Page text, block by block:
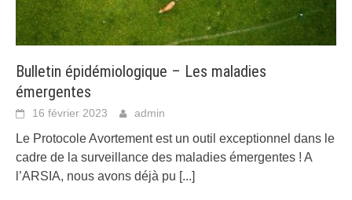
Bulletin épidémiologique – Les maladies
émergentes
16 février 2023 admin
Le Protocole Avortement est un outil exceptionnel dans le
cadre de la surveillance des maladies émergentes ! A
l’ARSIA, nous avons déjà pu [...]